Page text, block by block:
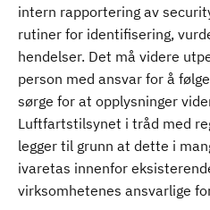
intern rapportering av
rutiner for identifisering,
hendelser. Det må videre
person med ansvar for å
sørge for at opplysninger
Luftfartstilsynet i tråd med
legger til grunn at dette i
ivaretas innenfor
virksomhetenes ansvarlige